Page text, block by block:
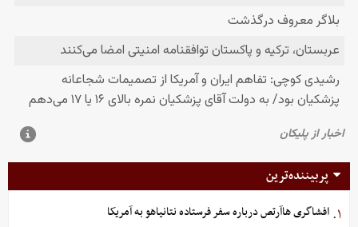
پربیننده‌ترین
۱. افشاگری هاآرتص درباره سفر فرستاده نتانیاهو به آمریکا